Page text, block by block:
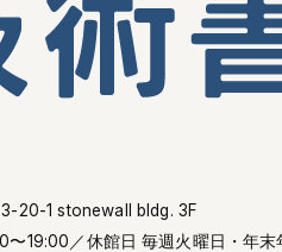
20-1 stonewall bldg. 3F
〜19:00 ／休館日 毎週火曜日・年末